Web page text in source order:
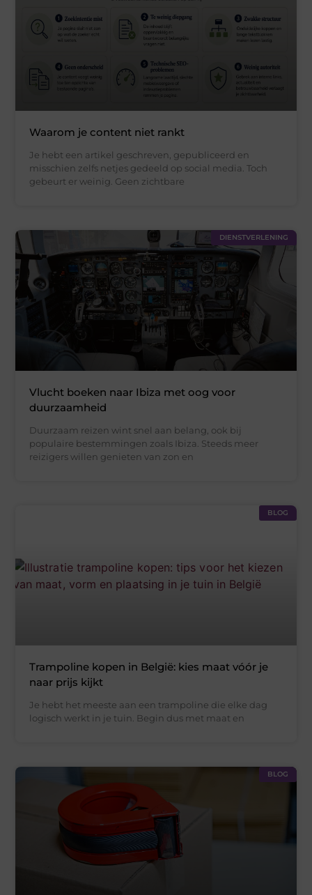
Waarom je content niet rankt
Je hebt een artikel geschreven, gepubliceerd en
misschien zelfs netjes gedeeld op social media. Toch
gebeurt er weinig. Geen zichtbare
DIENSTVERLENING
Vlucht boeken naar Ibiza met oog voor
duurzaamheid
Duurzaam reizen wint snel aan belang, ook bij
populaire bestemmingen zoals Ibiza. Steeds meer
reizigers willen genieten van zon en
BLOG
Trampoline kopen in België: kies maat vóór je
naar prijs kijkt
Je hebt het meeste aan een trampoline die elke dag
logisch werkt in je tuin. Begin dus met maat en
BLOG